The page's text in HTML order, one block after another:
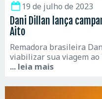
19 de julho de 2023
Dani Dillan lança
Aito
Remadora brasileira
viabilizar sua viagem
... leia mais